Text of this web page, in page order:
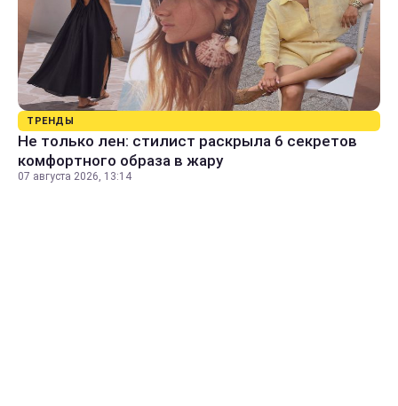
ТРЕНДЫ
Не только лен: стилист раскрыла 6 секретов
комфортного образа в жару
07 августа 2026, 13:14